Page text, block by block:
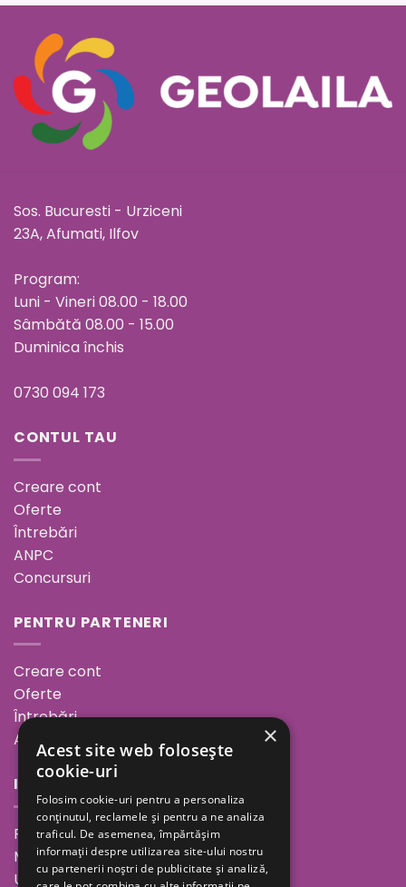
Sos. Bucuresti - Urziceni
23A, Afumati, Ilfov
Program:
Luni - Vineri 08.00 - 18.00
Sâmbătă 08.00 - 15.00
Duminica închis
0730 094 173
CONTUL TAU
Creare cont
Oferte
Întrebări
ANPC
Concursuri
PENTRU PARTENERI
Creare cont
Oferte
Întrebări
ANPC
INFORMAȚII
Povestea noastră
Minutul de inspirație
Unde ne găsești
×
Acest site web folosește
cookie-uri
Folosim cookie-uri pentru a personaliza
conținutul, reclamele și pentru a ne analiza
traficul. De asemenea, împărtășim
informații despre utilizarea site-ului nostru
cu partenerii noștri de publicitate și analiză,